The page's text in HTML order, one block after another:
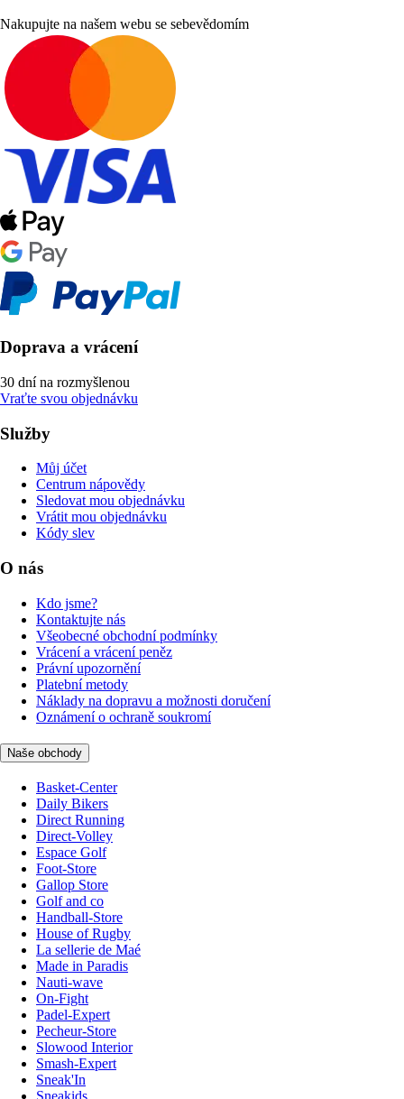
Nakupujte na našem webu se sebevědomím
Doprava a vrácení
30 dní na rozmyšlenou
Vraťte svou objednávku
Služby
Můj účet
Centrum nápovědy
Sledovat mou objednávku
Vrátit mou objednávku
Kódy slev
O nás
Kdo jsme?
Kontaktujte nás
Všeobecné obchodní podmínky
Vrácení a vrácení peněz
Právní upozornění
Platební metody
Náklady na dopravu a možnosti doručení
Oznámení o ochraně soukromí
Naše obchody
Basket-Center
Daily Bikers
Direct Running
Direct-Volley
Espace Golf
Foot-Store
Gallop Store
Golf and co
Handball-Store
House of Rugby
La sellerie de Maé
Made in Paradis
Nauti-wave
On-Fight
Padel-Expert
Pecheur-Store
Slowood Interior
Smash-Expert
Sneak'In
Sneakids